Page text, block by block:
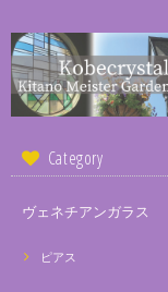
Category
ヴェネチアンガラス
ピアス